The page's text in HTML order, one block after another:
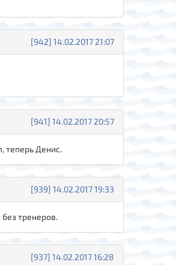
[942] 14.02.2017 21:07
[941] 14.02.2017 20:57
теперь Денис.
[939] 14.02.2017 19:33
тренеров.
[937] 14.02.2017 16:28